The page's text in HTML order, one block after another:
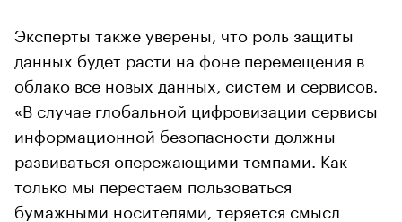
Эксперты также уверены, что роль защиты
данных будет расти на фоне перемещения в
облако все новых данных, систем и сервисов.
«В случае глобальной цифровизации сервисы
информационной безопасности должны
развиваться опережающими темпами. Как
только мы перестаем пользоваться
бумажными носителями, теряется смысл